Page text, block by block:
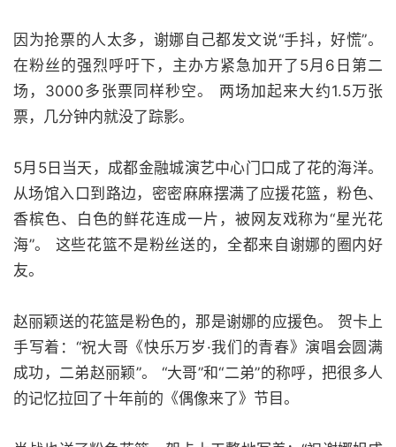
因为抢票的人太多，谢娜自己都发文说“手抖，好慌”。
在粉丝的强烈呼吁下，主办方紧急加开了5月6日第二
场，3000多张票同样秒空。 两场加起来大约1.5万张
票，几分钟内就没了踪影。
5月5日当天，成都金融城演艺中心门口成了花的海洋。
从场馆入口到路边，密密麻麻摆满了应援花篮，粉色、
香槟色、白色的鲜花连成一片，被网友戏称为“星光花
海”。 这些花篮不是粉丝送的，全都来自谢娜的圈内好
友。
赵丽颖送的花篮是粉色的，那是谢娜的应援色。 贺卡上
手写着：“祝大哥《快乐万岁·我们的青春》演唱会圆满
成功，二弟赵丽颖”。 “大哥”和“二弟”的称呼，把很多人
的记忆拉回了十年前的《偶像来了》节目。